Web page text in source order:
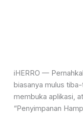
iHERRO —
biasanya mulus
membuka aplikasi,
“Penyimpanan